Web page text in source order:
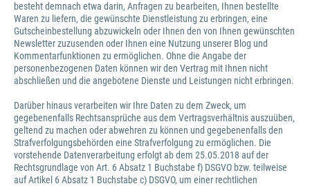
besteht demnach etwa darin, Anfragen zu bearbeiten, Ihnen bestellte
Waren zu liefern, die gewünschte Dienstleistung zu erbringen, eine
Gutscheinbestellung abzuwickeln oder Ihnen den von Ihnen gewünschten
Newsletter zuzusenden oder Ihnen eine Nutzung unserer Blog und
Kommentarfunktionen zu ermöglichen. Ohne die Angabe der
personenbezogenen Daten können wir den Vertrag mit Ihnen nicht
abschließen und die angebotene Dienste und Leistungen nicht erbringen.
Darüber hinaus verarbeiten wir Ihre Daten zu dem Zweck, um
gegebenenfalls Rechtsansprüche aus dem Vertragsverhältnis auszuüben,
geltend zu machen oder abwehren zu können und gegebenenfalls den
Strafverfolgungsbehörden eine Strafverfolgung zu ermöglichen. Die
vorstehende Datenverarbeitung erfolgt ab dem 25.05.2018 auf der
Rechtsgrundlage von Art. 6 Absatz 1 Buchstabe f) DSGVO bzw. teilweise
auf Artikel 6 Absatz 1 Buchstabe c) DSGVO, um einer rechtlichen